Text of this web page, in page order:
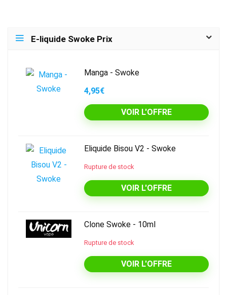
E-liquide Swoke Prix
Manga - Swoke
4,95€
VOIR L'OFFRE
Eliquide Bisou V2 - Swoke
Rupture de stock
VOIR L'OFFRE
Clone Swoke - 10ml
Rupture de stock
VOIR L'OFFRE